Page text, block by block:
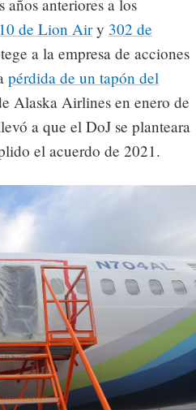
anteriores a los
de Lion Airy 302 de
a la empresa de acciones
pérdida de un tapón del
Alaska Airlines en enero de
a que el DoJ se planteara
el acuerdo de 2021.